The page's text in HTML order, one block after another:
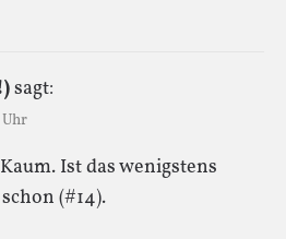
sagt:
Uhr
Ist das wenigstens
(#14).